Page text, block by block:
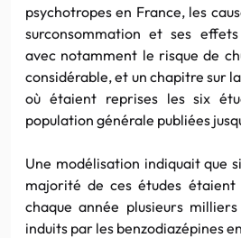
psychotropes en France, les
surconsommation et ses
avec notamment le risque de
considérable, et un chapitre sur
où étaient reprises les six
population générale publiées
Une modélisation indiquait que
majorité de ces études
chaque année plusieurs
induits par les benzodiazépines